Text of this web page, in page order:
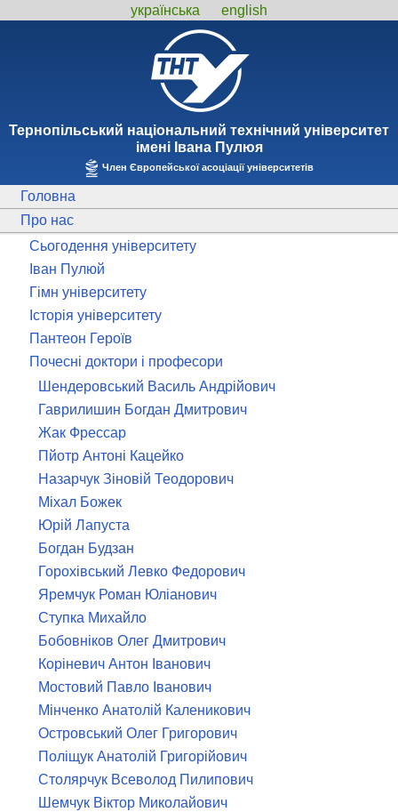
українська english
Тернопiльський національний технiчний унiверситет
iменi Iвана Пулюя
Член Європейської асоціації університетів
Головна
Про нас
Сьогодення університету
Іван Пулюй
Гімн університету
Історія університету
Пантеон Героїв
Почесні доктори і професори
Шендеровський Василь Андрійович
Гаврилишин Богдан Дмитрович
Жак Фрессар
Пйотр Антоні Кацейко
Назарчук Зіновій Теодорович
Міхал Божек
Юрій Лапуста
Богдан Будзан
Горохівський Левко Федорович
Яремчук Роман Юліанович
Ступка Михайло
Бобовніков Олег Дмитрович
Коріневич Антон Іванович
Мостовий Павло Іванович
Мінченко Анатолій Каленикович
Островський Олег Григорович
Поліщук Анатолій Григорійович
Столярчук Всеволод Пилипович
Шемчук Віктор Миколайович